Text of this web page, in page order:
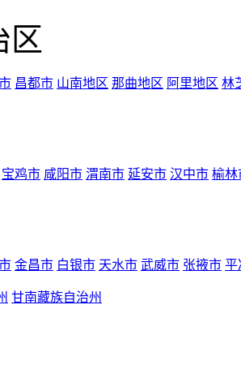
区
昌都市 山南地区 那曲地区 阿里地区 林
宝鸡市 咸阳市 渭南市 延安市 汉中市 榆林
金昌市 白银市 天水市 武威市 张掖市 平
甘南藏族自治州